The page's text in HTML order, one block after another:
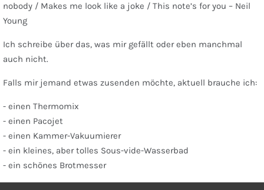
nobody / Makes me look like a joke / This note’s for you – Neil
Young
Ich schreibe über das, was mir gefällt oder eben manchmal
auch nicht.
Falls mir jemand etwas zusenden möchte, aktuell brauche ich:
- einen Thermomix
- einen Pacojet
- einen Kammer-Vakuumierer
- ein kleines, aber tolles Sous-vide-Wasserbad
- ein schönes Brotmesser